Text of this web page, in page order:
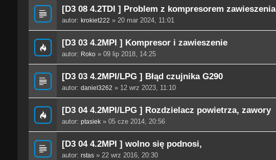
[D3 08 4.2TDI ] Problem z kompresorem zawieszenia
autor: krokiet222 » 20 mar 2024, 11:01
[D3 03 4.2MPI ] Kompresor i zawieszenie
autor: Roko» 09 lip 2018, 14:25
[D3 03 4.2MPI/LPG ] Błąd czujnika G290
autor: daniel3262 » 12 wrz 2023, 11:10
[D3 04 4.2MPI/LPG ] Rozdzielacz powietrza, zawory
autor: ptasiek» 05 cze 2014, 20:56
[D3 04 4.2MPI ] wolno się podnosi,
autor: rstas» 22 wrz 2016, 20:30